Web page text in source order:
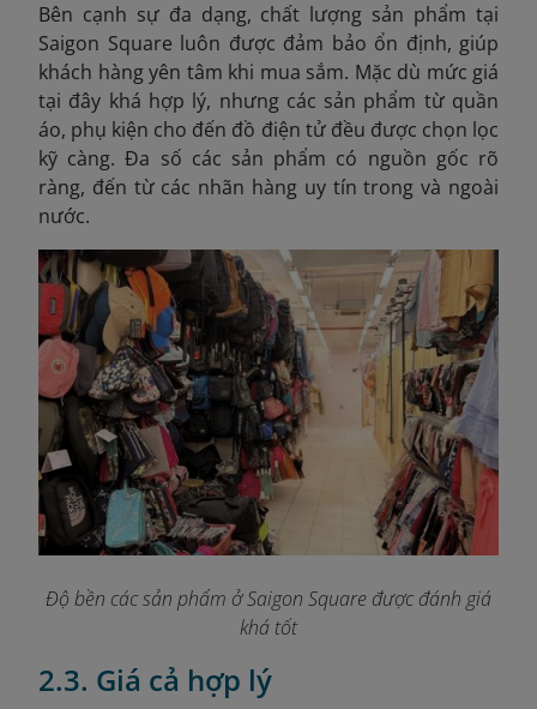
Bên cạnh sự đa dạng, chất lượng sản phẩm tại
Saigon Square luôn được đảm bảo ổn định, giúp
khách hàng yên tâm khi mua sắm. Mặc dù mức giá
tại đây khá hợp lý, nhưng các sản phẩm từ quần
áo, phụ kiện cho đến đồ điện tử đều được chọn lọc
kỹ càng. Đa số các sản phẩm có nguồn gốc rõ
ràng, đến từ các nhãn hàng uy tín trong và ngoài
nước.
Độ bền các sản phẩm ở Saigon Square được đánh giá
khá tốt
2.3. Giá cả hợp lý